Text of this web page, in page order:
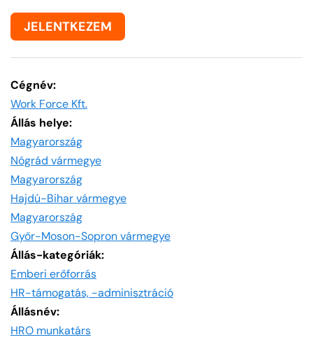
JELENTKEZEM
Cégnév:
Work Force Kft.
Állás helye:
Magyarország
Nógrád vármegye
Magyarország
Hajdú-Bihar vármegye
Magyarország
Győr-Moson-Sopron vármegye
Állás-kategóriák:
Emberi erőforrás
HR-támogatás, -adminisztráció
Állásnév:
HRO munkatárs